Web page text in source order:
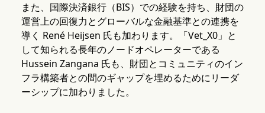
また、国際決済銀行（BIS）での経験を持ち、財団の
運営上の回復力とグローバルな金融基準との連携を
導く René Heijsen 氏も加わります。「Vet_X0」と
して知られる長年のノードオペレーターである
Hussein Zangana 氏も、財団とコミュニティのイン
フラ構築者との間のギャップを埋めるためにリーダ
ーシップに加わりました。